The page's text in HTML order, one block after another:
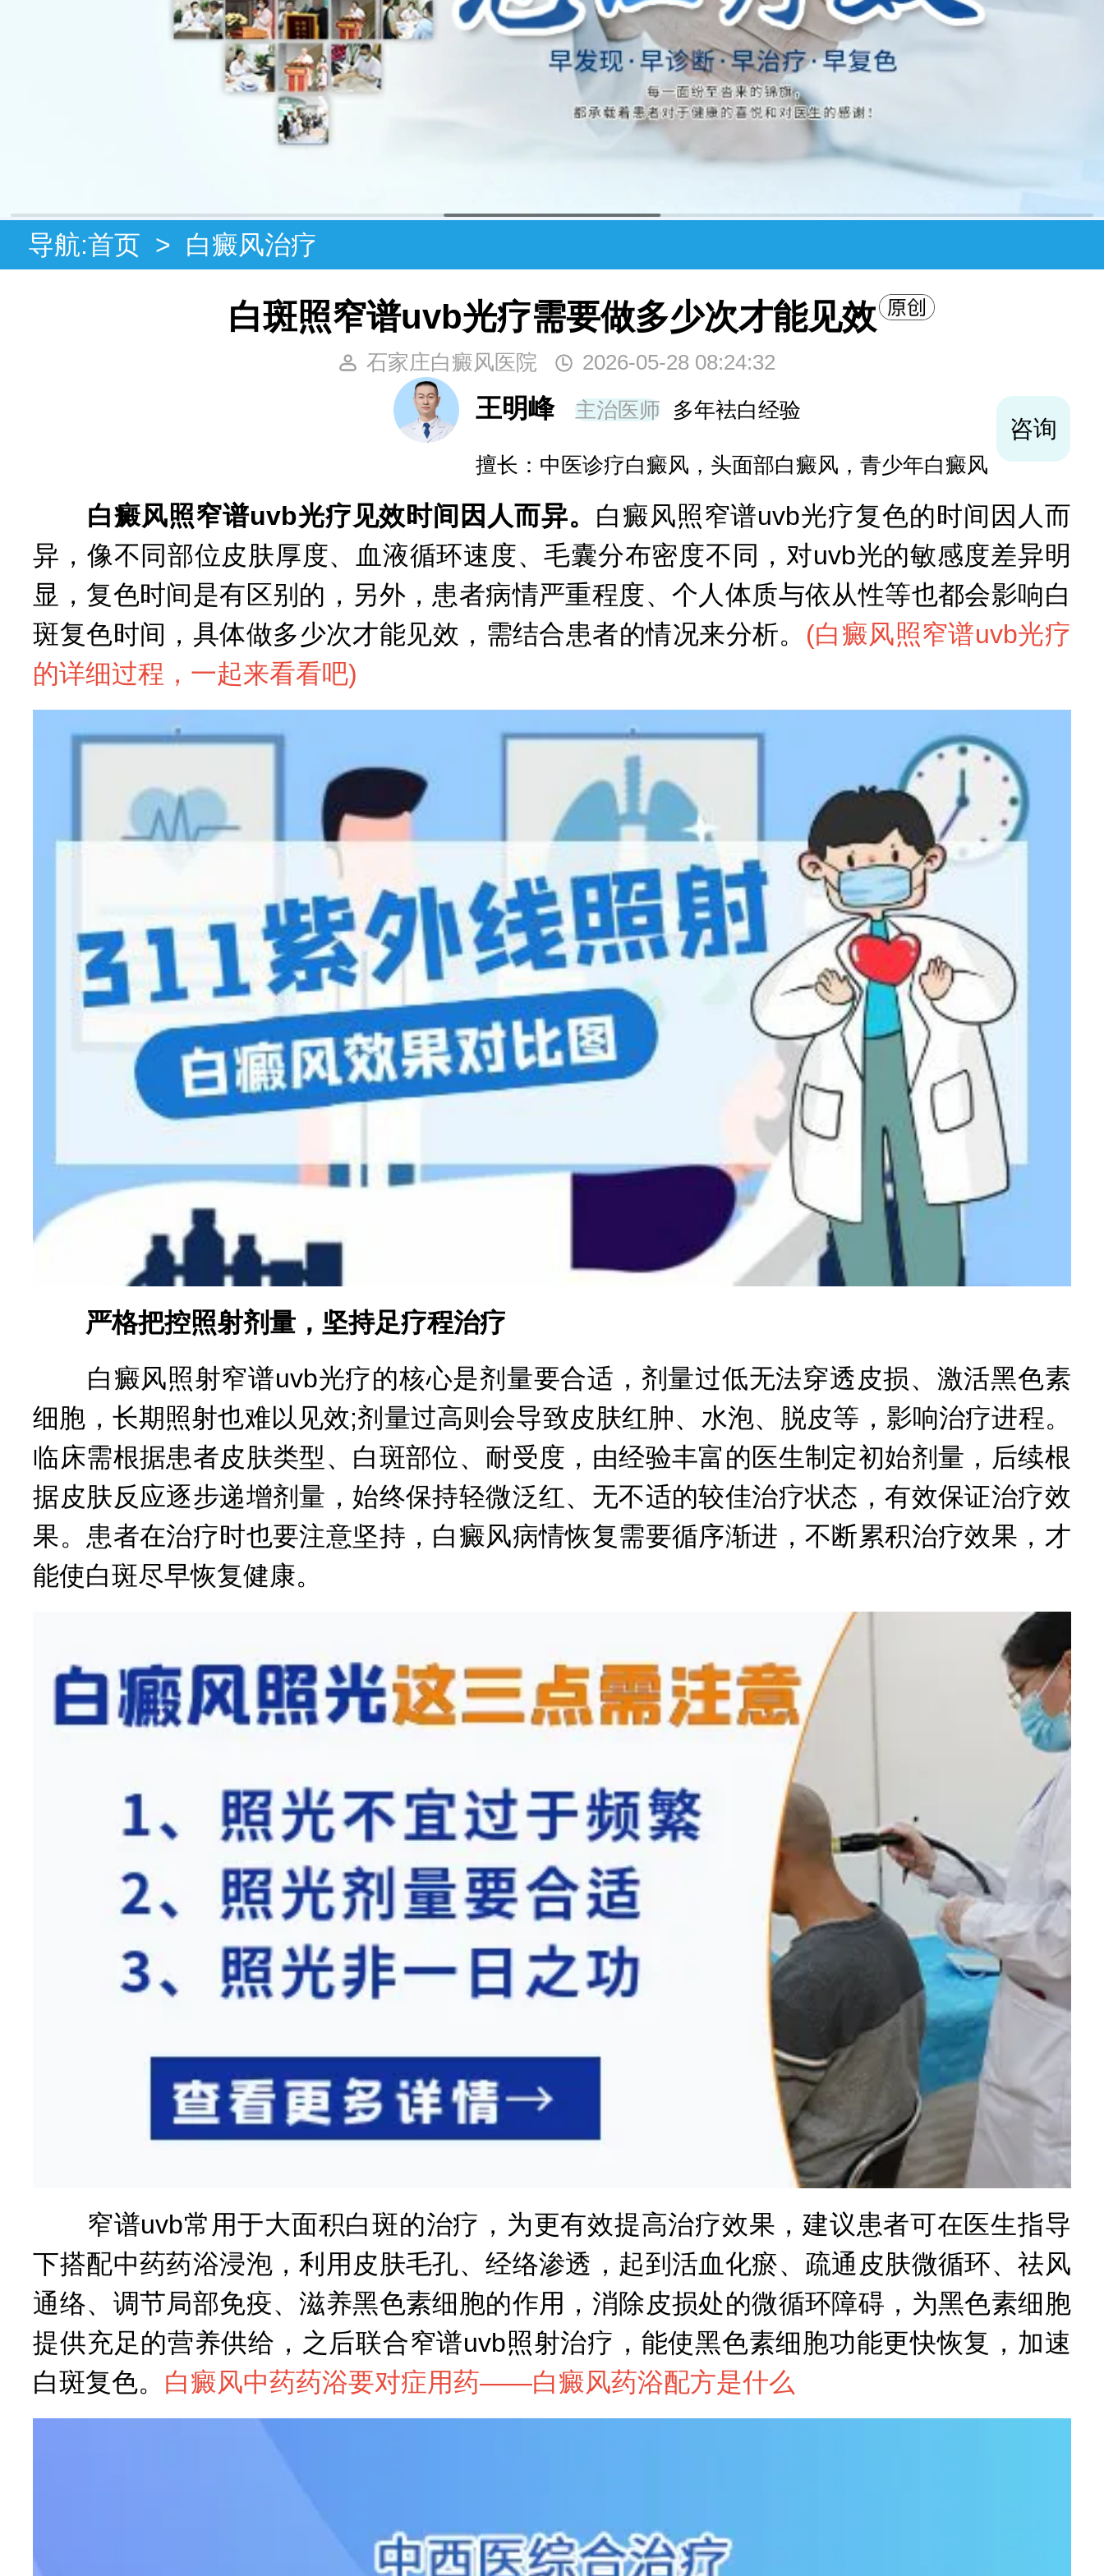
导航:首页 > 白癜风治疗
白斑照窄谱uvb光疗需要做多少次才能见效
石家庄白癜风医院 2026-05-28 08:24:32
主治医师 20年袪白经验
擅长：青少年及成年女性早期白斑和白斑的巩固复色、抗复发经验丰富
咨询
白癜风照窄谱uvb光疗见效时间因人而异。 白癜风照窄谱uvb光疗复色的时间因人而
异，像不同部位皮肤厚度、血液循环速度、毛囊分布密度不同，对uvb光的敏感度差异明
显，复色时间是有区别的，另外，患者病情严重程度、个人体质与依从性等也都会影响白
斑复色时间，具体做多少次才能见效，需结合患者的情况来分析。 (白癜风照窄谱uvb光疗
的详细过程，一起来看看吧)
严格把控照射剂量，坚持足疗程治疗
白癜风照射窄谱uvb光疗的核心是剂量要合适，剂量过低无法穿透皮损、激活黑色素
细胞，长期照射也难以见效;剂量过高则会导致皮肤红肿、水泡、脱皮等，影响治疗进程。
临床需根据患者皮肤类型、白斑部位、耐受度，由经验丰富的医生制定初始剂量，后续根
据皮肤反应逐步递增剂量，始终保持轻微泛红、无不适的较佳治疗状态，有效保证治疗效
果。患者在治疗时也要注意坚持，白癜风病情恢复需要循序渐进，不断累积治疗效果，才
能使白斑尽早恢复健康。
窄谱uvb常用于大面积白斑的治疗，为更有效提高治疗效果，建议患者可在医生指导
下搭配中药药浴浸泡，利用皮肤毛孔、经络渗透，起到活血化瘀、疏通皮肤微循环、祛风
通络、调节局部免疫、滋养黑色素细胞的作用，消除皮损处的微循环障碍，为黑色素细胞
提供充足的营养供给，之后联合窄谱uvb照射治疗，能使黑色素细胞功能更快恢复，加速
白斑复色。 白癜风中药药浴要对症用药——白癜风药浴配方是什么